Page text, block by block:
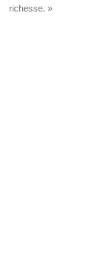
richesse. »